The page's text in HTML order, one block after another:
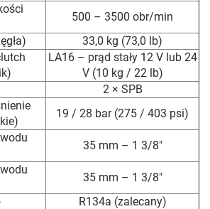
500 – 3500 obr/min
33,0 kg (73,0 lb)
LA16 – prąd stały 12 V lub 24
V (10 kg / 22 lb)
2 × SPB
19 / 28 bar (275 / 403 psi)
35 mm – 1 3/8"
35 mm – 1 3/8"
R134a (zalecany)